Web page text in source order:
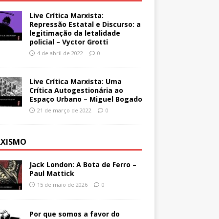
Live Crítica Marxista:
Repressão Estatal e Discurso: a
legitimação da letalidade
policial – Vyctor Grotti
4 de abril de 2022 0
Live Crítica Marxista: Uma
Crítica Autogestionária ao
Espaço Urbano – Miguel Bogado
21 de março de 2022 0
Jack London: A Bota de Ferro –
Paul Mattick
15 de maio de 2026 0
Por que somos a favor do